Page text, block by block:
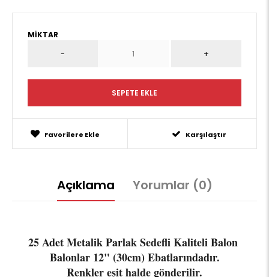
MIKTAR
Favorilere Ekle Karşılaştır
Açıklama Yorumlar (0)
25 Adet Metalik Parlak Sedefli Kaliteli Balon
Balonlar 12" (30cm) Ebatlarındadır.
Renkler eşit halde gönderilir.